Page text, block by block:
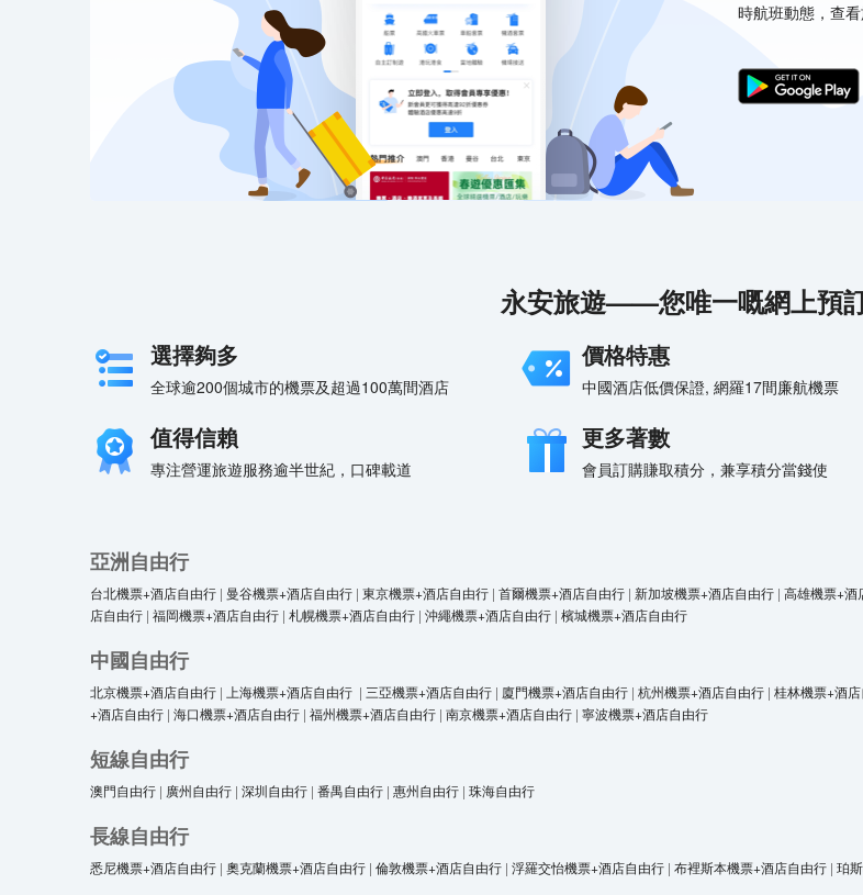
時航班動態，查
永安旅遊——您唯一嘅網上預
選擇夠多
全球逾200個城市的機票及超過100萬間酒店
價格特惠
中國酒店低價保證, 網羅17間廉航機票
值得信賴
專注營運旅遊服務逾半世紀，口碑載道
更多著數
會員訂購賺取積分，兼享積分當錢使
亞洲自由行
台北機票+酒店自由行 | 曼谷機票+酒店自由行 | 東京機票+酒店自由行 | 首爾機票+酒店自由行 | 新加坡機票+酒店自由行 | 高雄機票+酒
店自由行 | 福岡機票+酒店自由行 | 札幌機票+酒店自由行 | 沖繩機票+酒店自由行 | 檳城機票+酒店自由行
中國自由行
北京機票+酒店自由行 | 上海機票+酒店自由行 | 三亞機票+酒店自由行 | 廈門機票+酒店自由行 | 杭州機票+酒店自由行 | 桂林機票+酒
+酒店自由行 | 海口機票+酒店自由行 | 福州機票+酒店自由行 | 南京機票+酒店自由行 | 寧波機票+酒店自由行
短線自由行
澳門自由行 | 廣州自由行 | 深圳自由行 | 番禺自由行 | 惠州自由行 | 珠海自由行
長線自由行
悉尼機票+酒店自由行 | 奧克蘭機票+酒店自由行 | 倫敦機票+酒店自由行 | 浮羅交怡機票+酒店自由行 | 布裡斯本機票+酒店自由行 | 珀